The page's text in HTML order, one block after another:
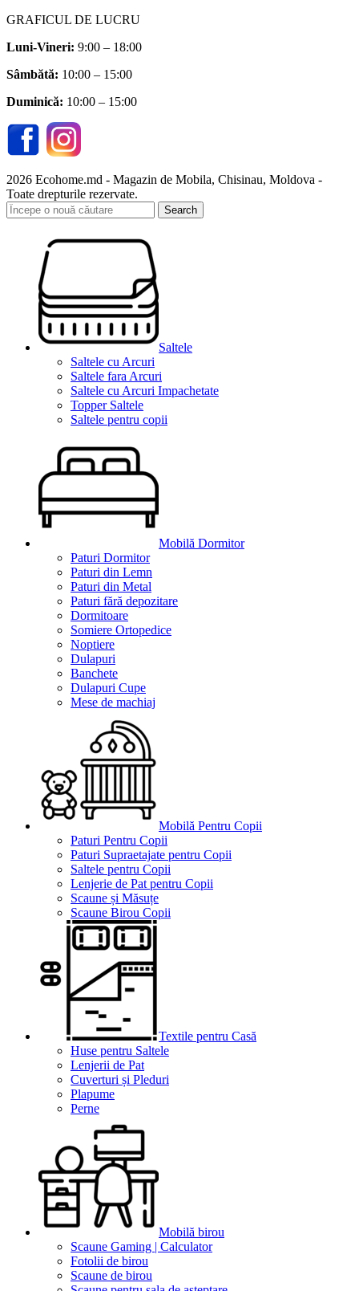
GRAFICUL DE LUCRU
Luni-Vineri: 9:00 – 18:00
Sâmbătă: 10:00 – 15:00
Duminică: 10:00 – 15:00
2026 Ecohome.md - Magazin de Mobila, Chisinau, Moldova -
Toate drepturile rezervate.
Search
Saltele
Saltele cu Arcuri
Saltele fara Arcuri
Saltele cu Arcuri Impachetate
Topper Saltele
Saltele pentru copii
Mobilă Dormitor
Paturi Dormitor
Paturi din Lemn
Paturi din Metal
Paturi fără depozitare
Dormitoare
Somiere Ortopedice
Noptiere
Dulapuri
Banchete
Dulapuri Cupe
Mese de machiaj
Mobilă Pentru Copii
Paturi Pentru Copii
Paturi Supraetajate pentru Copii
Saltele pentru Copii
Lenjerie de Pat pentru Copii
Scaune și Măsuțe
Scaune Birou Copii
Textile pentru Casă
Huse pentru Saltele
Lenjerii de Pat
Cuverturi și Pleduri
Plapume
Perne
Mobilă birou
Scaune Gaming | Calculator
Fotolii de birou
Scaune de birou